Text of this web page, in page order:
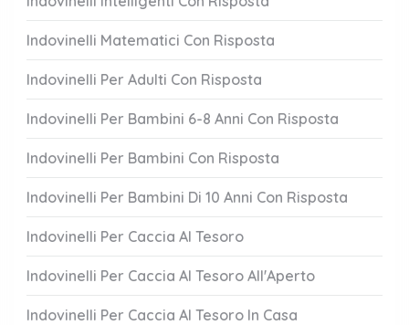
Indovinelli Matematici Con Risposta
Indovinelli Per Adulti Con Risposta
Indovinelli Per Bambini 6-8 Anni Con Risposta
Indovinelli Per Bambini Con Risposta
Indovinelli Per Bambini Di 10 Anni Con Risposta
Indovinelli Per Caccia Al Tesoro
Indovinelli Per Caccia Al Tesoro All'Aperto
Indovinelli Per Caccia Al Tesoro In Casa